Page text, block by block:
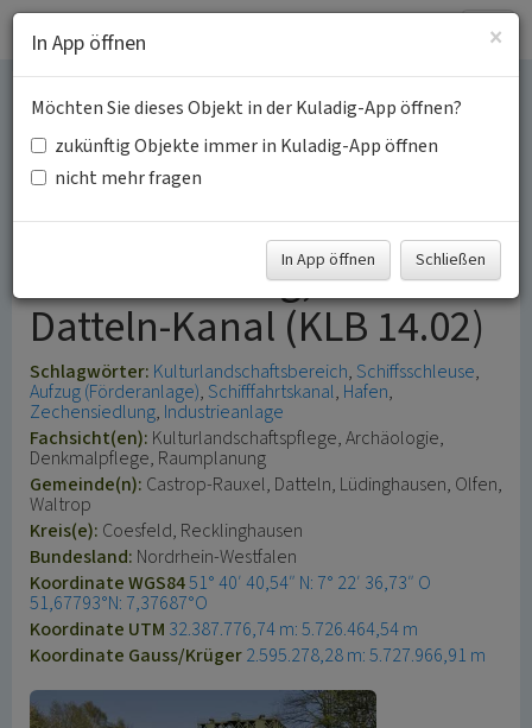
Bedeutsamer
Kulturlandschaftsbereich
Hebewerk
Henrichenburg, Wesel-
Datteln-Kanal (KLB 14.02)
Schlagwörter: Kulturlandschaftsbereich Schiffsschleuse
Aufzug (Förderanlage) Schifffahrtskanal Hafen
Zechensiedlung Industrieanlage
Fachsicht(en): Kulturlandschaftspflege, Archäologie,
Denkmalpflege, Raumplanung
Gemeinde(n): Castrop-Rauxel, Datteln, Lüdinghausen, Olfen,
Waltrop
Kreis(e): Coesfeld, Recklinghausen
Bundesland: Nordrhein-Westfalen
Koordinate WGS8451° 40′ 40,54″ N: 7° 22′ 36,73″ O
51,67793°N: 7,37687°O
Koordinate UTM 32.387.776,74 m: 5.726.464,54 m
Koordinate Gauss/Krüger2.595.278,28 m: 5.727.966,91 m
×
In App öffnen
Möchten Sie dieses Objekt in der Kuladig-App öffnen?
zukünftig Objekte immer in Kuladig-App öffnen
nicht mehr fragen
In App öffnen Schließen